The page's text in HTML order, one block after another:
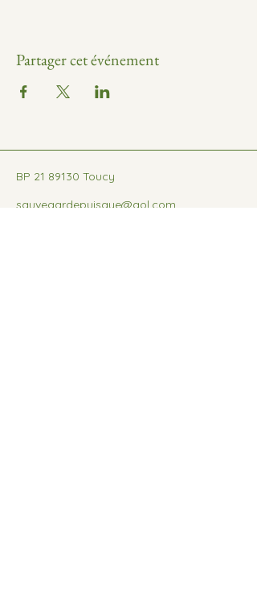
Partager cet événement
BP 21 89130 Toucy
sauvegardepuisaye@aol.com